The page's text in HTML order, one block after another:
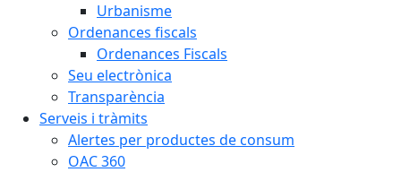
Urbanisme
Ordenances fiscals
Ordenances Fiscals
Seu electrònica
Transparència
Serveis i tràmits
Alertes per productes de consum
OAC 360